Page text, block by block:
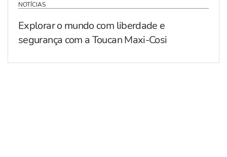
NOTÍCIAS
Explorar o mundo com liberdade e
segurança com a Toucan Maxi-Cosi